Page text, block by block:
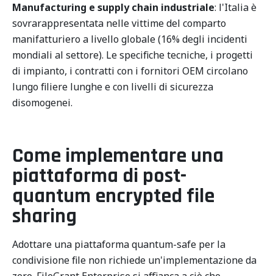
Manufacturing e supply chain industriale: l'Italia è
sovrarappresentata nelle vittime del comparto
manifatturiero a livello globale (16% degli incidenti
mondiali al settore). Le specifiche tecniche, i progetti
di impianto, i contratti con i fornitori OEM circolano
lungo filiere lunghe e con livelli di sicurezza
disomogenei.
Come implementare una
piattaforma di post-
quantum encrypted file
sharing
Adottare una piattaforma quantum-safe per la
condivisione file non richiede un'implementazione da